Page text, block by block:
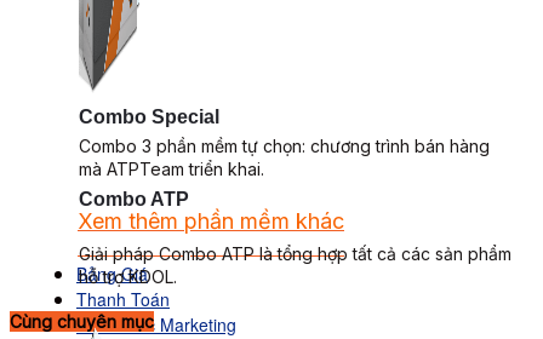
Combo Special
Combo 3 phần mềm tự chọn: chương trình bán hàng
mà ATPTeam triển khai.
Xem thêm phần mềm khác
Xem thêm phần mềm khác
Bảng Giá
Thanh Toán
Kiến Thức Marketing
Combo ATP
Giải pháp Combo ATP là tổng hợp tất cả các sản phẩm
hỗ trợ KDOL.
Cùng chuyên mục